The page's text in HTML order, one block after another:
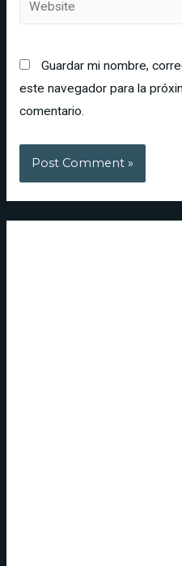
Guardar mi nombre,
este navegador para la
comentario.